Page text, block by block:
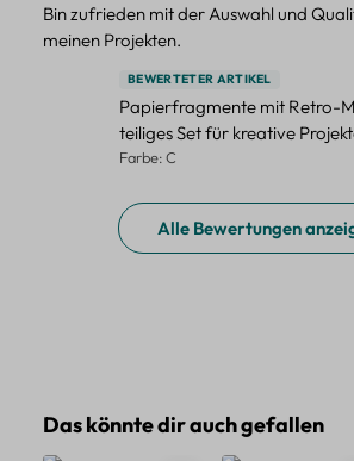
Bin zufrieden mit der Auswahl und
meinen Projekten.
BEWERTETER ARTIKEL
Papierfragmente mit Retro-
teiliges Set für kreative
Farbe: C
Alle Bewertungen
Produktgalerie überspringen
Das könnte dir auch gefallen